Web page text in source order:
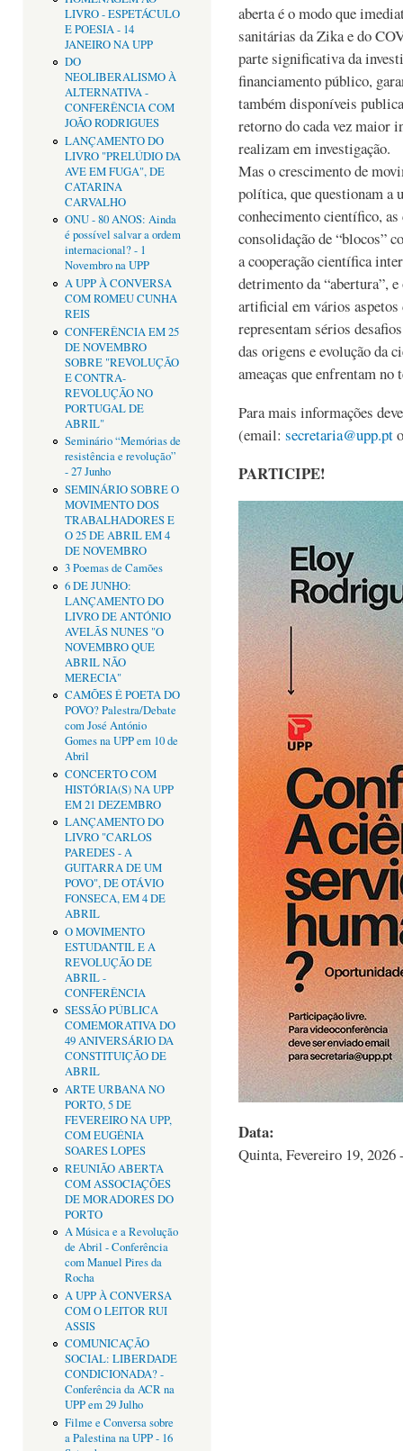
LIVRO - ESPETÁCULO
E POESIA - 14
JANEIRO NA UPP
DO
NEOLIBERALISMO À
ALTERNATIVA -
CONFERÊNCIA COM
JOÃO RODRIGUES
LANÇAMENTO DO
LIVRO "PRELÚDIO DA
AVE EM FUGA", DE
CATARINA
CARVALHO
ONU - 80 ANOS: Ainda
é possível salvar a ordem
internacional? - 1
Novembro na UPP
A UPP À CONVERSA
COM ROMEU CUNHA
REIS
CONFERÊNCIA EM 25
DE NOVEMBRO
SOBRE "REVOLUÇÃO
E CONTRA-
REVOLUÇÃO NO
PORTUGAL DE
ABRIL"
Seminário “Memórias de
resistência e revolução”
- 27 Junho
SEMINÁRIO SOBRE O
MOVIMENTO DOS
TRABALHADORES E
O 25 DE ABRIL EM 4
DE NOVEMBRO
3 Poemas de Camões
6 DE JUNHO:
LANÇAMENTO DO
LIVRO DE ANTÓNIO
AVELÃS NUNES "O
NOVEMBRO QUE
ABRIL NÃO
MERECIA"
CAMÕES É POETA DO
POVO? Palestra/Debate
com José António
Gomes na UPP em 10 de
Abril
CONCERTO COM
HISTÓRIA(S) NA UPP
EM 21 DEZEMBRO
LANÇAMENTO DO
LIVRO "CARLOS
PAREDES - A
GUITARRA DE UM
POVO", DE OTÁVIO
FONSECA, EM 4 DE
ABRIL
O MOVIMENTO
ESTUDANTIL E A
REVOLUÇÃO DE
ABRIL -
CONFERÊNCIA
SESSÃO PÚBLICA
COMEMORATIVA DO
49 ANIVERSÁRIO DA
CONSTITUIÇÃO DE
ABRIL
ARTE URBANA NO
PORTO, 5 DE
FEVEREIRO NA UPP,
COM EUGÉNIA
SOARES LOPES
REUNIÃO ABERTA
COM ASSOCIAÇÕES
DE MORADORES DO
PORTO
A Música e a Revolução
de Abril - Conferência
com Manuel Pires da
Rocha
A UPP À CONVERSA
COM O LEITOR RUI
ASSIS
COMUNICAÇÃO
SOCIAL: LIBERDADE
CONDICIONADA? -
Conferência da ACR na
UPP em 29 Julho
Filme e Conversa sobre
a Palestina na UPP - 16
aberta é o modo que
sanitárias da Zika e do
parte significativa da
financiamento público,
também disponíveis
retorno do cada vez maior
realizam em investigação.
Mas o crescimento de
política, que questionam a
conhecimento científico,
consolidação de “blocos”
a cooperação científica
detrimento da “abertura”,
artificial em vários aspetos
representam sérios
das origens e evolução da
ameaças que enfrentam no
Para mais informações
(email: secretaria@upp.pt
PARTICIPE!
Data:
Quinta, Fevereiro 19, 2026